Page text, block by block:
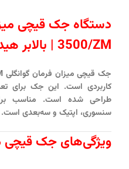
3500/ZM | بالابر هیدرولیکی حرفه‌ای
کاربردی است. این جک برای
طراحی شده است. مناسب
سنسوری، اپتیک و سه‌بعدی است.
ویژگی‌های جک قیچی